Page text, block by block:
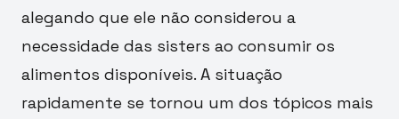
alegando que ele não considerou a
necessidade das sisters ao consumir os
alimentos disponíveis. A situação
rapidamente se tornou um dos tópicos mais